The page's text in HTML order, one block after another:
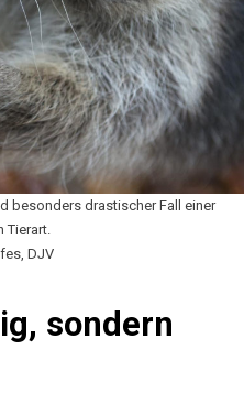
besonders drastischer Fall einer
Tierart.
DJV
sondern